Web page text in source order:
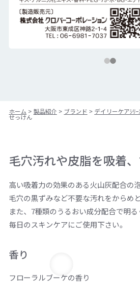
ホーム > 製品紹介 > ブランド > デイリーケアｼﾘｰ
せっけん
毛穴汚れや皮脂を吸着
高い吸着力の効果のある火山灰配合の
毛穴の黒ずみなど不要な汚れをからめと
また、7種類のうるおい成分配合で明る
毎日のスキンケアにご使用下さい。
香り
フローラルブーケの香り